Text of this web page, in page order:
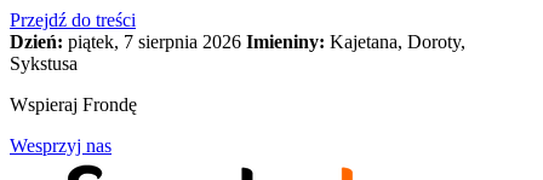
Przejdź do treści
Dzień: piątek, 7 sierpnia 2026 Imieniny: Kajetana, Doroty,
Sykstusa
Wspieraj Frondę
Wesprzyj nas